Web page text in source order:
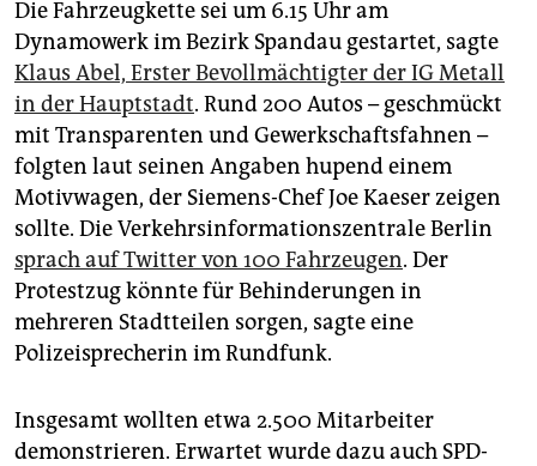
epaper login
Die Fahrzeugkette sei um 6.15 Uhr am
Dynamowerk im Bezirk Spandau gestartet, sagte
Klaus Abel, Erster Bevollmächtigter der IG Metall
in der Hauptstadt. Rund 200 Autos – geschmückt
mit Transparenten und Gewerkschaftsfahnen –
folgten laut seinen Angaben hupend einem
Motivwagen, der Siemens-Chef Joe Kaeser zeigen
sollte. Die Verkehrsinformationszentrale Berlin
sprach auf Twitter von 100 Fahrzeugen. Der
Protestzug könnte für Behinderungen in
mehreren Stadtteilen sorgen, sagte eine
Polizeisprecherin im Rundfunk.
Insgesamt wollten etwa 2.500 Mitarbeiter
demonstrieren. Erwartet wurde dazu auch SPD-